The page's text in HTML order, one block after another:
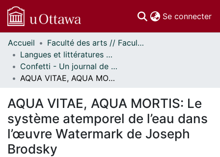
Se connecter
Communautés
et collections
Parcourir
Statistiques
À propos
Accueil
Faculté des arts // Faculty of Arts
Langues et littératures modernes // Modern Languages and Literatures
Confetti - Un journal de littératures et cultures du monde // Confetti - A World Literatures and Cultures Journal
AQUA VITAE, AQUA MORTIS: Le système atemporel de l’eau dans l’œuvre Watermark de Joseph Brodsky
AQUA VITAE, AQUA MORTIS: Le
système atemporel de l’eau dans
l’œuvre Watermark de Joseph
Brodsky